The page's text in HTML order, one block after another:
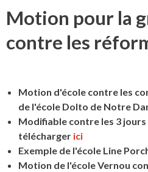
Motion pour la
contre les
Motion d'école contre les
de l'école Dolto de Notre
Modifiable contre les 3 jours
télécharger ici
Exemple de l'école Line
Motion de l'école Vernou